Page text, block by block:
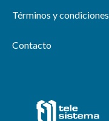
Términos y condiciones
Contacto